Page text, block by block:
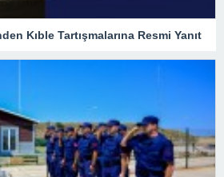
Kıble Tartışmalarına Resmi Yanıt